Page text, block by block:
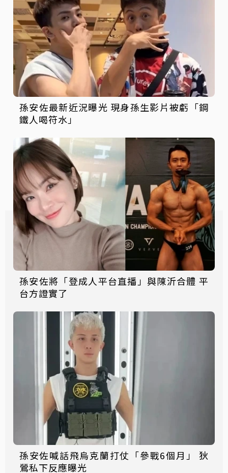
孫安佐最新近況曝光 現身孫生影片被虧「鋼
鐵人喝符水」
孫安佐將「登成人平台直播」與陳沂合體 平
台方證實了
孫安佐喊話飛烏克蘭打仗「參戰6個月」 狄
鶯私下反應曝光